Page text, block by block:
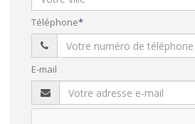
Téléphone
E-mail